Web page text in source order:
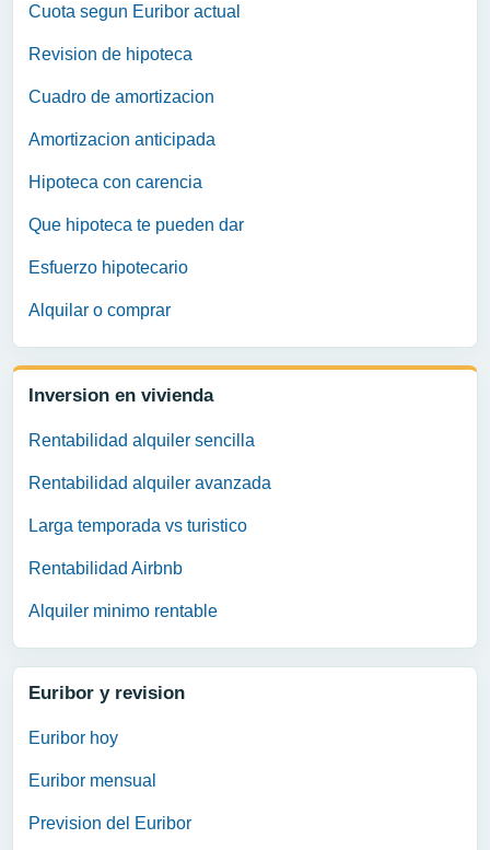
Cuota segun Euribor actual
Revision de hipoteca
Cuadro de amortizacion
Amortizacion anticipada
Hipoteca con carencia
Que hipoteca te pueden dar
Esfuerzo hipotecario
Alquilar o comprar
Inversion en vivienda
Rentabilidad alquiler sencilla
Rentabilidad alquiler avanzada
Larga temporada vs turistico
Rentabilidad Airbnb
Alquiler minimo rentable
Euribor y revision
Euribor hoy
Euribor mensual
Prevision del Euribor